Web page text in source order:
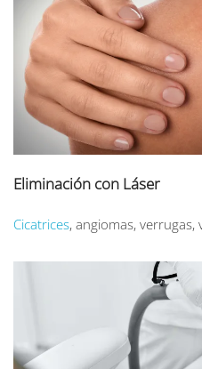
Eliminación con Láser
Cicatrices, angiomas, verrugas,